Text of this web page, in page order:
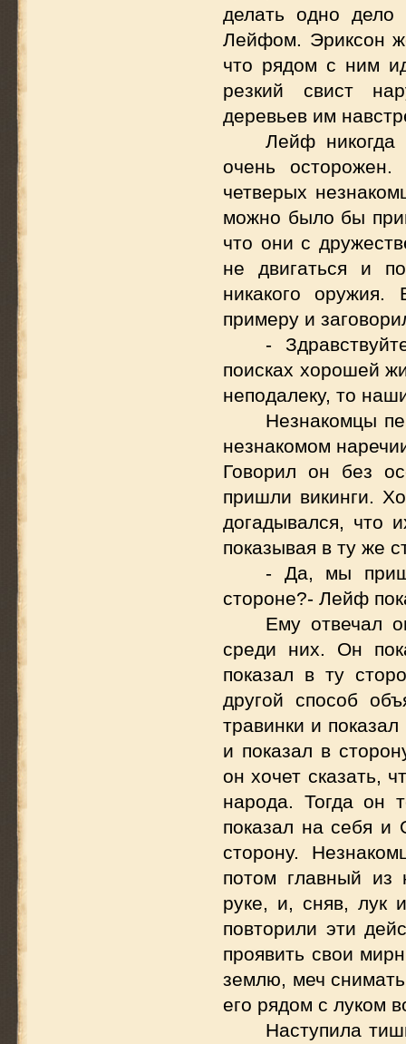
делать одно
Лейфом. Эриксон
что рядом с ним
резкий свист
деревьев им
Лейф никогда
очень
четверых
можно было бы
что они с
не двигаться и
никакого
примеру и
-
поисках хорошей
неподалеку, то
Незнакомцы
незнакомом
Говорил он без
пришли викинги.
догадывался, что
показывая в ту же
- Да, мы
стороне?- Лейф
Ему отвечал
среди них. Он
показал в ту
другой способ
травинки и
и показал в
он хочет сказать,
народа. Тогда он
показал на себя и
сторону.
потом главный из
руке, и, сняв, лук
повторили эти
проявить свои
землю, меч
его рядом с луком
Наступила